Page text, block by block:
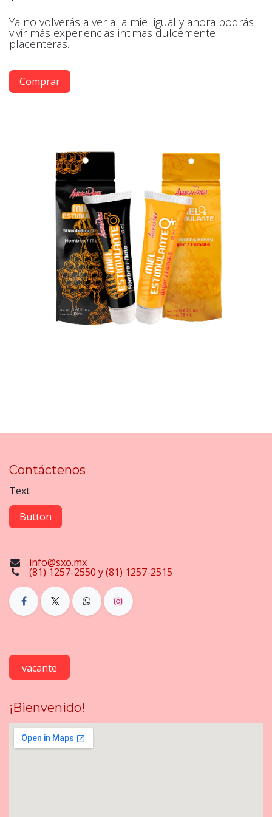
Ya no volverás a ver a la miel igual y ahora podrás
vivir más experiencias intimas dulcemente
placenteras.
Comprar
Contáctenos
Text
Button
info@sxo.mx
(81) 1257-2550 y (81) 1257-2515
vacante
¡Bienvenido!